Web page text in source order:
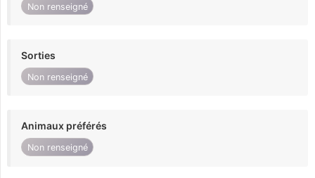
Non renseigné
Sorties
Non renseigné
Animaux préférés
Non renseigné